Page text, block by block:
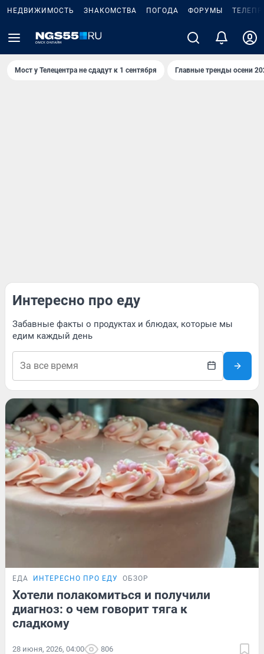
НЕДВИЖИМОСТЬ ЗНАКОМСТВА ПОГОДА ФОРУМЫ
Мост у Телецентра не сдадут к 1 сентября Главные тренды осени
Интересно про еду
Забавные факты о продуктах и блюдах, которые мы
едим каждый день
ЕДА ИНТЕРЕСНО ПРО ЕДУ ОБЗОР
Хотели полакомиться и получили
диагноз: о чем говорит тяга к
сладкому
28 июня, 2026, 04:00 806